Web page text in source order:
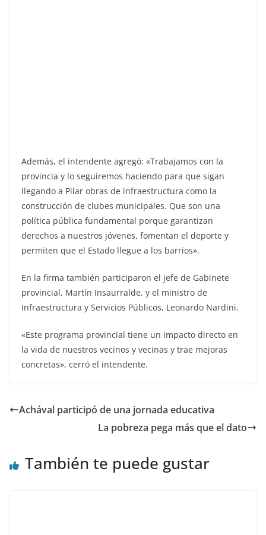
Además, el intendente agregó: «Trabajamos con la
provincia y lo seguiremos haciendo para que sigan
llegando a Pilar obras de infraestructura como la
construcción de clubes municipales. Que son una
política pública fundamental porque garantizan
derechos a nuestros jóvenes, fomentan el deporte y
permiten que el Estado llegue a los barrios».
En la firma también participaron el jefe de Gabinete
provincial, Martín Insaurralde, y el ministro de
Infraestructura y Servicios Públicos, Leonardo Nardini.
«Este programa provincial tiene un impacto directo en
la vida de nuestros vecinos y vecinas y trae mejoras
concretas», cerró el intendente.
Achával participó de una jornada educativa
La pobreza pega más que el dato
También te puede gustar